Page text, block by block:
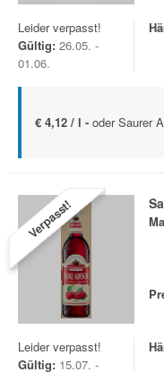
Leider verpasst!
Gültig: 26.05. -
01.06.
€ 4,12 / l - oder Saurer
Verpasst!
Leider verpasst!
Gültig: 15.07. -